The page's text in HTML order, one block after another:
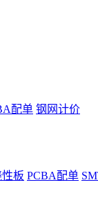
配单 钢网计价
性板 PCBA配单